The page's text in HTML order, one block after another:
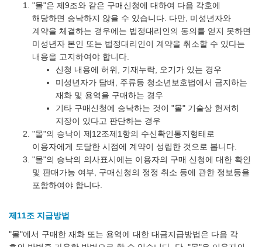
"몰"은 제9조와 같은 구매신청에 대하여 다음 각호에
해당하면 승낙하지 않을 수 있습니다. 다만, 미성년자와
계약을 체결하는 경우에는 법정대리인의 동의를 얻지 못하면
미성년자 본인 또는 법정대리인이 계약을 취소할 수 있다는
내용을 고지하여야 합니다.
신청 내용에 허위, 기재누락, 오기가 있는 경우
미성년자가 담배, 주류등 청소년보호법에서 금지하는
재화 및 용역을 구매하는 경우
기타 구매신청에 승낙하는 것이 "몰" 기술상 현저히
지장이 있다고 판단하는 경우
"몰"의 승낙이 제12조제1항의 수신확인통지형태로
이용자에게 도달한 시점에 계약이 성립한 것으로 봅니다.
"몰"의 승낙의 의사표시에는 이용자의 구매 신청에 대한 확인
및 판매가능 여부, 구매신청의 정정 취소 등에 관한 정보등을
포함하여야 합니다.
제11조 지급방법
"몰"에서 구매한 재화 또는 용역에 대한 대금지급방법은 다음 각